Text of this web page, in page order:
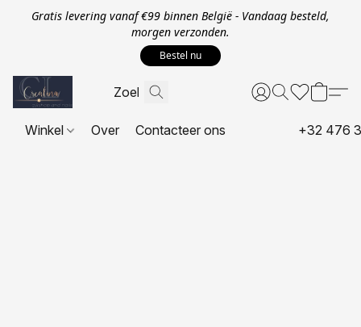
Gratis levering vanaf €99 binnen België - Vandaag besteld,
morgen verzonden.
Bestel nu
Winkel Over Contacteer ons +32 476